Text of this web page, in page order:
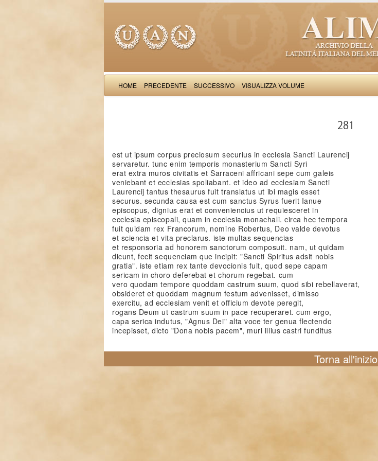
HOME PRECEDENTE SUCCESSIVO VISUALIZZA VOLUME
281
est ut ipsum corpus preciosum securius in ecclesia Sancti Laurencij
servaretur. tunc enim temporis monasterium Sancti Syri
erat extra muros civitatis et Sarraceni affricani sepe cum galeis
veniebant et ecclesias spoliabant. et ideo ad ecclesiam Sancti
Laurencij tantus thesaurus fuit translatus ut ibi magis esset
securus. secunda causa est cum sanctus Syrus fuerit Ianue
episcopus, dignius erat et conveniencius ut requiesceret in
ecclesia episcopali, quam in ecclesia monachali. circa hec tempora
fuit quidam rex Francorum, nomine Robertus, Deo valde devotus
et sciencia et vita preclarus. iste multas sequencias
et responsoria ad honorem sanctorum composuit. nam, ut quidam
dicunt, fecit sequenciam que incipit: "Sancti Spiritus adsit nobis
gratia". iste etiam rex tante devocionis fuit, quod sepe capam
sericam in choro deferebat et chorum regebat. cum
vero quodam tempore quoddam castrum suum, quod sibi rebellaverat,
obsideret et quoddam magnum festum advenisset, dimisso
exercitu, ad ecclesiam venit et officium devote peregit,
rogans Deum ut castrum suum in pace recuperaret. cum ergo,
capa serica indutus, "Agnus Dei" alta voce ter genua flectendo
incepisset, dicto "Dona nobis pacem", muri illius castri funditus
Torna all'inizio